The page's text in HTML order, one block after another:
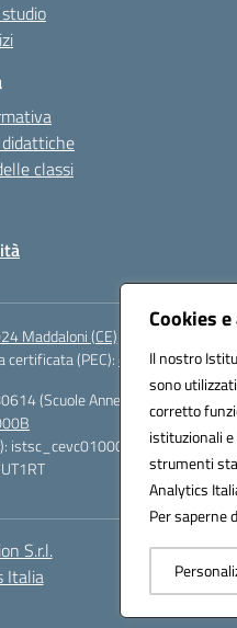
Cookies
Il nostro
sono
corretto
istituzionali
strumenti
Analytics
Per saperne
classi
Maddaloni (CE)
certificata (PEC):
(Scuole Annesse)
istsc_cevc01000b
S.r.l.
Italia